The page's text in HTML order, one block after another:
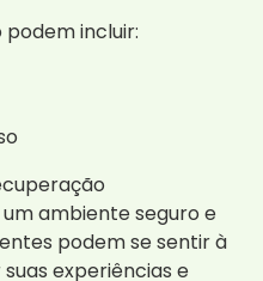
incluir:
ambiente seguro e
podem se sentir à
experiências e